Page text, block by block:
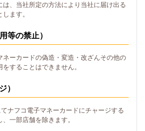
は、当社所定の方法により当社に届け出る
ます。
等の禁止）
ネーカードの偽造・変造・改ざんその他の
することはできません。
）
ナフコ電子マネーカードにチャージする
一部店舗を除きます。